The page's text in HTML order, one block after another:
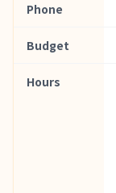
Phone
Budget
Hours